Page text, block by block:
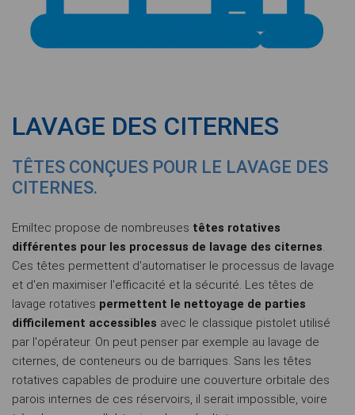
LAVAGE DES CITERNES
TÊTES CONÇUES POUR LE LAVAGE DES
CITERNES.
Emiltec propose de nombreuses têtes rotatives
différentes pour les processus de lavage des citernes.
Ces têtes permettent d'automatiser le processus de lavage
et d'en maximiser l'efficacité et la sécurité. Les têtes de
lavage rotatives permettent le nettoyage de parties
difficilement accessibles avec le classique pistolet utilisé
par l'opérateur. On peut penser par exemple au lavage de
citernes, de conteneurs ou de barriques. Sans les têtes
rotatives capables de produire une couverture orbitale des
parois internes de ces réservoirs, il serait impossible, voire